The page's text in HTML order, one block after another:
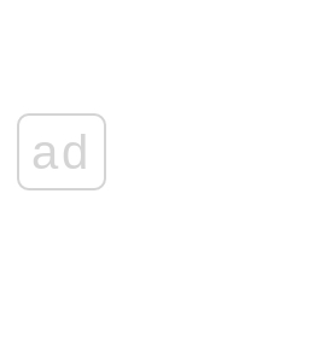
ad